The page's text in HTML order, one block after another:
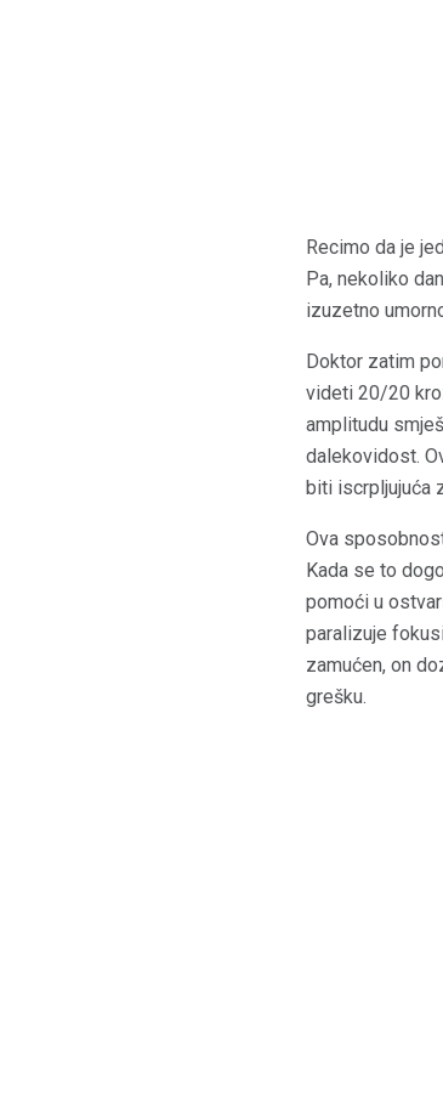
Recimo da je
Pa, nekoliko
izuzetno
Doktor zatim
videti 20/20
amplitudu
dalekovidost.
biti iscrpljujuća
Ova
Kada se to
pomoći u
paralizuje
zamućen, on
grešku.